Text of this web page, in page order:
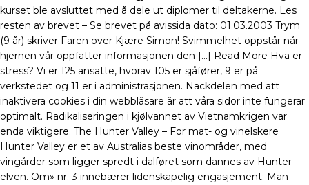
kurset ble avsluttet med å dele ut diplomer til deltakerne. Les
resten av brevet – Se brevet på avissida dato: 01.03.2003 Trym
(9 år) skriver Faren over Kjære Simon! Svimmelhet oppstår når
hjernen vår oppfatter informasjonen den […] Read More Hva er
stress? Vi er 125 ansatte, hvorav 105 er sjåfører, 9 er på
verkstedet og 11 er i administrasjonen. Nackdelen med att
inaktivera cookies i din webbläsare är att våra sidor inte fungerar
optimalt. Radikaliseringen i kjølvannet av Vietnamkrigen var
enda viktigere. The Hunter Valley – For mat- og vinelskere
Hunter Valley er et av Australias beste vinområder, med
vingårder som ligger spredt i dalføret som dannes av Hunter-
elven. Om» nr. 3 innebærer lidenskapelig engasjement: Man